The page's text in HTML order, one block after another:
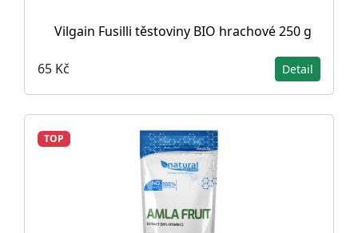
Vilgain Fusilli těstoviny BIO hrachové 250 g
65 Kč Detail
TOP